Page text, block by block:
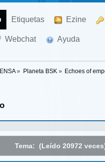
Etiquetas Ezine
Webchat Ayuda
» Planeta BSK » Echoes of
Tema: (Leído 20972